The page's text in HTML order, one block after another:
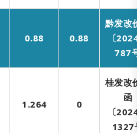
0.88 0.88
黔发改
〔
787
1.264 0
桂发改
函
〔
1327